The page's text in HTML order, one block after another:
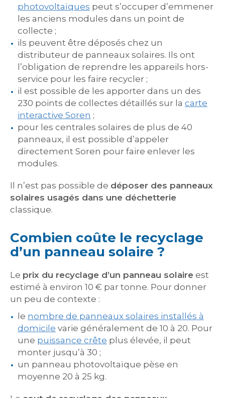
photovoltaïques peut s’occuper d’emmener
les anciens modules dans un point de
collecte ;
ils peuvent être déposés chez un
distributeur de panneaux solaires. Ils ont
l’obligation de reprendre les appareils hors-
service pour les faire recycler ;
il est possible de les apporter dans un des
230 points de collectes détaillés sur la carte
interactive Soren ;
pour les centrales solaires de plus de 40
panneaux, il est possible d’appeler
directement Soren pour faire enlever les
modules.
Il n’est pas possible de déposer des panneaux
solaires usagés dans une déchetterie
classique.
Combien coûte le recyclage
d’un panneau solaire ?
Le prix du recyclage d’un panneau solaire est
estimé à environ 10 € par tonne. Pour donner
un peu de contexte :
le nombre de panneaux solaires installés à
domicile varie généralement de 10 à 20. Pour
une puissance crête plus élevée, il peut
monter jusqu’à 30 ;
un panneau photovoltaïque pèse en
moyenne 20 à 25 kg.